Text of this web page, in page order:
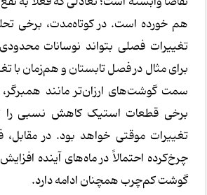
هم خورده است. در کوتاه‌مدت، برخی
تغییرات فصلی بتواند نوسانات محدودی
برای مثال در فصل تابستان و هم‌زمان با
سمت گوشت‌های ارزان‌تر مانند
برخی قطعات استیک کاهش نسبی را
تغییرات موقتی خواهد بود. در مقابل،
چرخ‌کرده احتمالاً در ماه‌های آینده
گوشت کم‌چرب همچنان ادامه دارد.